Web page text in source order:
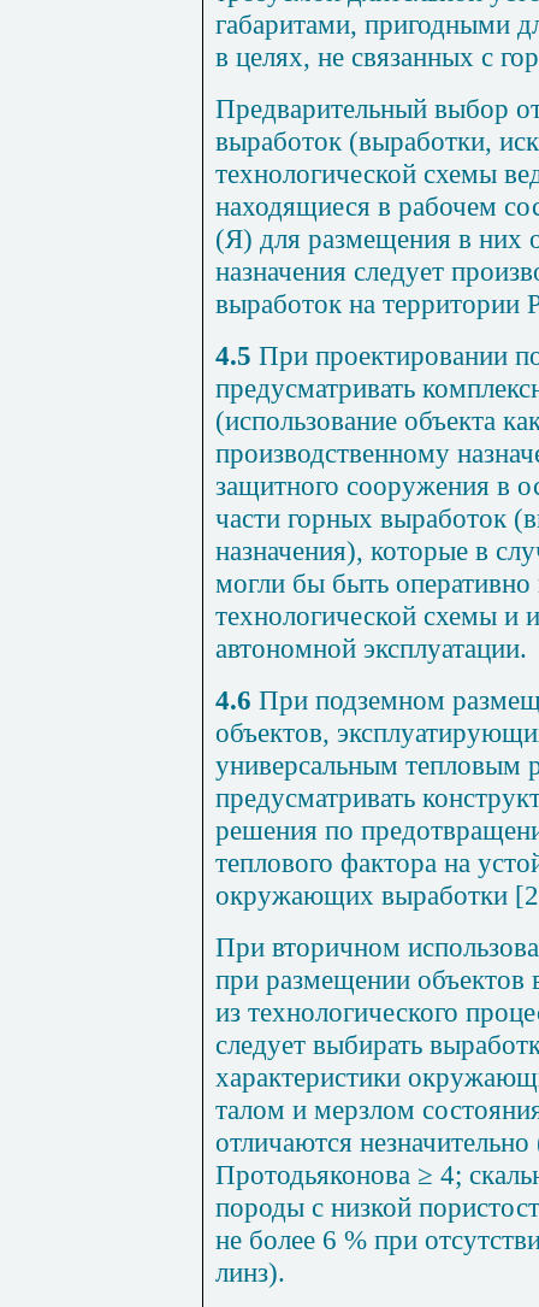
габаритами, пригодными
в целях, не связанных с
Предварительный выбор
выработок (выработки,
технологической схемы
находящиеся в рабочем
(Я) для размещения в них
назначения следует
выработок на территории
4.5 При проектировании
предусматривать
(использование объекта
производственному
защитного сооружения в
части горных выработок
назначения), которые в
могли бы быть
технологической схемы и
автономной эксплуатации.
4.6 При подземном
объектов,
универсальным тепловым
предусматривать
решения по
теплового фактора на
окружающих выработки [2
При вторичном
при размещении объектов
из технологического
следует выбирать
характеристики
талом и мерзлом
отличаются
Протодьяконова ≥ 4;
породы с низкой
не более 6 % при
линз).